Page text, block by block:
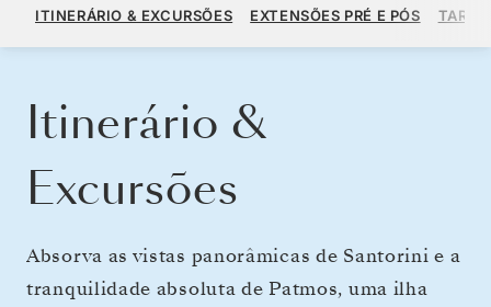
A PARTIR DE US$ 6.000
ITINERÁRIO & EXCURSÕES EXTENSÕES PRÉ E PÓS
Itinerário &
Excursões
Absorva as vistas panorâmicas de Santorini e a
tranquilidade absoluta de Patmos, uma ilha